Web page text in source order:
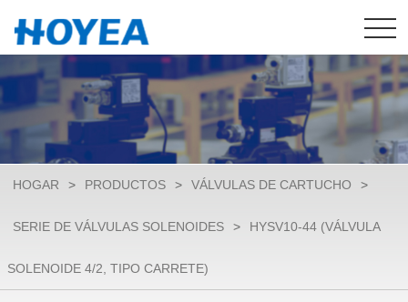
HOGAR > PRODUCTOS > VÁLVULAS DE CARTUCHO >
SERIE DE VÁLVULAS SOLENOIDES > HYSV10-44 (VÁLVULA
SOLENOIDE 4/2, TIPO CARRETE)